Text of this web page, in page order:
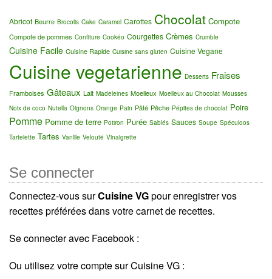
Abricot Beurre Brocolis Cake Caramel Carottes Chocolat Compote
Compote de pommes Confiture Cookéo Courgettes Crèmes Crumble
Cuisine Facile Cuisine Rapide Cuisine sans gluten Cuisine Vegane
Cuisine vegetarienne Desserts Fraises
Framboises Gâteaux Lait Madeleines Moelleux Moelleux au Chocolat Mousses
Noix de coco Nutella Oignons Orange Pain Pâté Pêche Pépites de chocolat Poire
Pomme Pomme de terre Potiron Purée Sablés Sauces Soupe Spéculoos
Tartelette Tartes Vanille Velouté Vinaigrette
Se connecter
Connectez-vous surCuisine VGpour enregistrer vos
recettes préférées dans votre carnet de recettes.
Se connecter avec Facebook :
Ou utilisez votre compte sur Cuisine VG :